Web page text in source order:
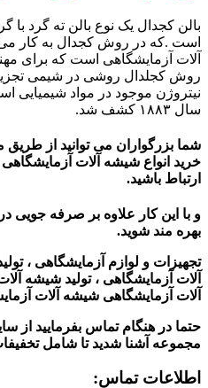
بالن کجدال یک نوع بالن ته گرد با
است .که در روش کجدال به کار
آلات آزمایشگاهی است که برای
روش کجلدال روشی در شیمی
نیتروژن موجود در مواد شیمیایی
سال ۱۸۸۳ کشف شد.
شما بزرگواران می توانید از
خرید انواع شیشه آلات
ارتباط باشید.
و با این کار علاوه بر صرفه جویی
بهره مند شوید.
تجهیزات و لوازم آزمایشگاهی ،
آلات آزمایشگاهی ، تولید شیشه
آلات آزمایشگاهی شیشه آلات
حتما در هنگام تماس بفرمایید
مجموعه آشنا شدید تا شامل
اطلاعات تماس: